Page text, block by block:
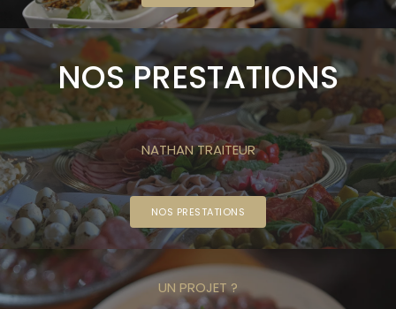
NOS PRESTATIONS
NATHAN TRAITEUR
NOS PRESTATIONS
UN PROJET ?